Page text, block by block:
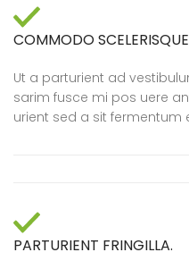
COMMODO
Ut a parturient ad
sarim fusce mi pos uere
urient sed a sit fermentum
PARTURIENT FRINGILLA.